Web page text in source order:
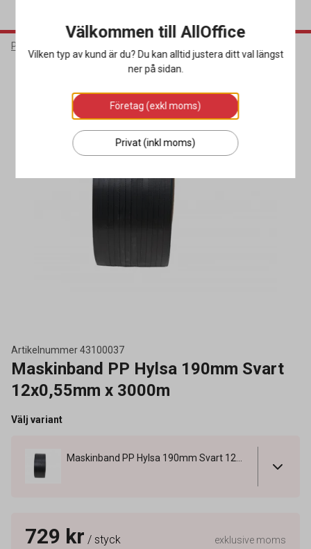
Packa & Skicka
Artikelnummer43100037
Maskinband PP Hylsa 190mm Svart
12x0,55mm x 3000m
Välj variant
729 kr / styck exklusive moms
Välkommen till AllOffice
Vilken typ av kund är du? Du kan alltid justera ditt val längst
ner på sidan.
Företag (exkl moms)
Privat (inkl moms)